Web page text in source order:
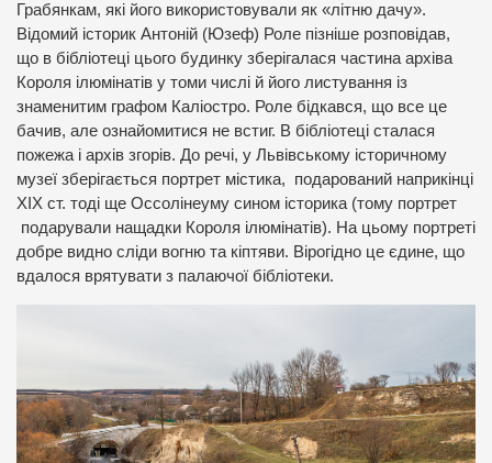
Грабянкам, які його використовували як «літню дачу».
Відомий історик Антоній (Юзеф) Роле пізніше розповідав,
що в бібліотеці цього будинку зберігалася частина архіва
Короля ілюмінатів у томи числі й його листування із
знаменитим графом Каліостро. Роле бідкався, що все це
бачив, але ознайомитися не встиг. В бібліотеці сталася
пожежа і архів згорів. До речі, у Львівському історичному
музеї зберігається портрет містика, подарований наприкінці
ХІХ ст. тоді ще Оссолінеуму сином історика (тому портрет
подарували нащадки Короля ілюмінатів). На цьому портреті
добре видно сліди вогню та кіптяви. Вірогідно це єдине, що
вдалося врятувати з палаючої бібліотеки.